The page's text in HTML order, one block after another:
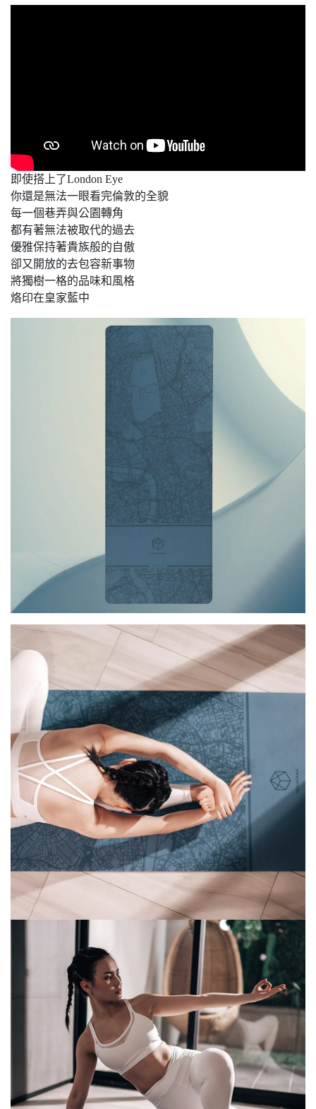
即使搭上了London Eye
你還是無法一眼看完倫敦的全貌
每一個巷弄與公園轉角
都有著無法被取代的過去
優雅保持著貴族般的自傲
卻又開放的去包容新事物
將獨樹一格的品味和風格
烙印在皇家藍中